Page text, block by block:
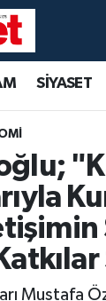
SİYASET
Mustafa
Durumu
Yoğunluk
Durumu ve
Haberleri